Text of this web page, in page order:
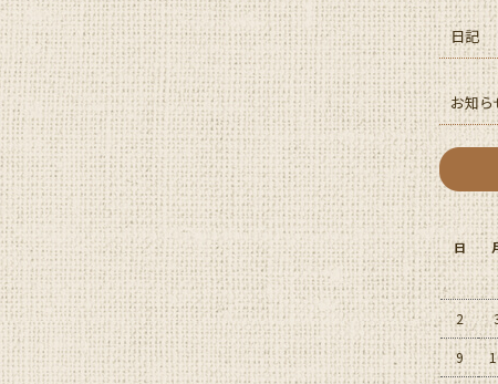
日記
お知ら
日
2
9